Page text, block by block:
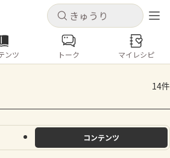
キャンセル
するとレシピを保存できます
キャンセル
コンテンツ
ピ
とうもろこし
ンツ トーク マイレシピ
14件
コンテンツ